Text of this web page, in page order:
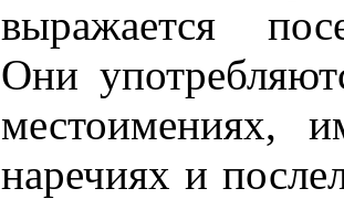
выражается
Они
местоимениях,
наречиях и